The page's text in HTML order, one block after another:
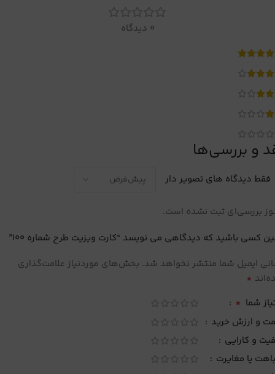
0 دیدگاه
و بررسی‌ها
فقط دیدگاه های تصویر دار
بررسی‌ای ثبت نشده است.
کسی باشید که دیدگاهی می نویسد “کارت ویزیت طرح شماره 100”
ایمیل شما منتشر نخواهد شد. بخش‌های موردنیاز علامت‌گذاری
*
شما *
و ارزش خرید
و کارایی
یا مغایرت